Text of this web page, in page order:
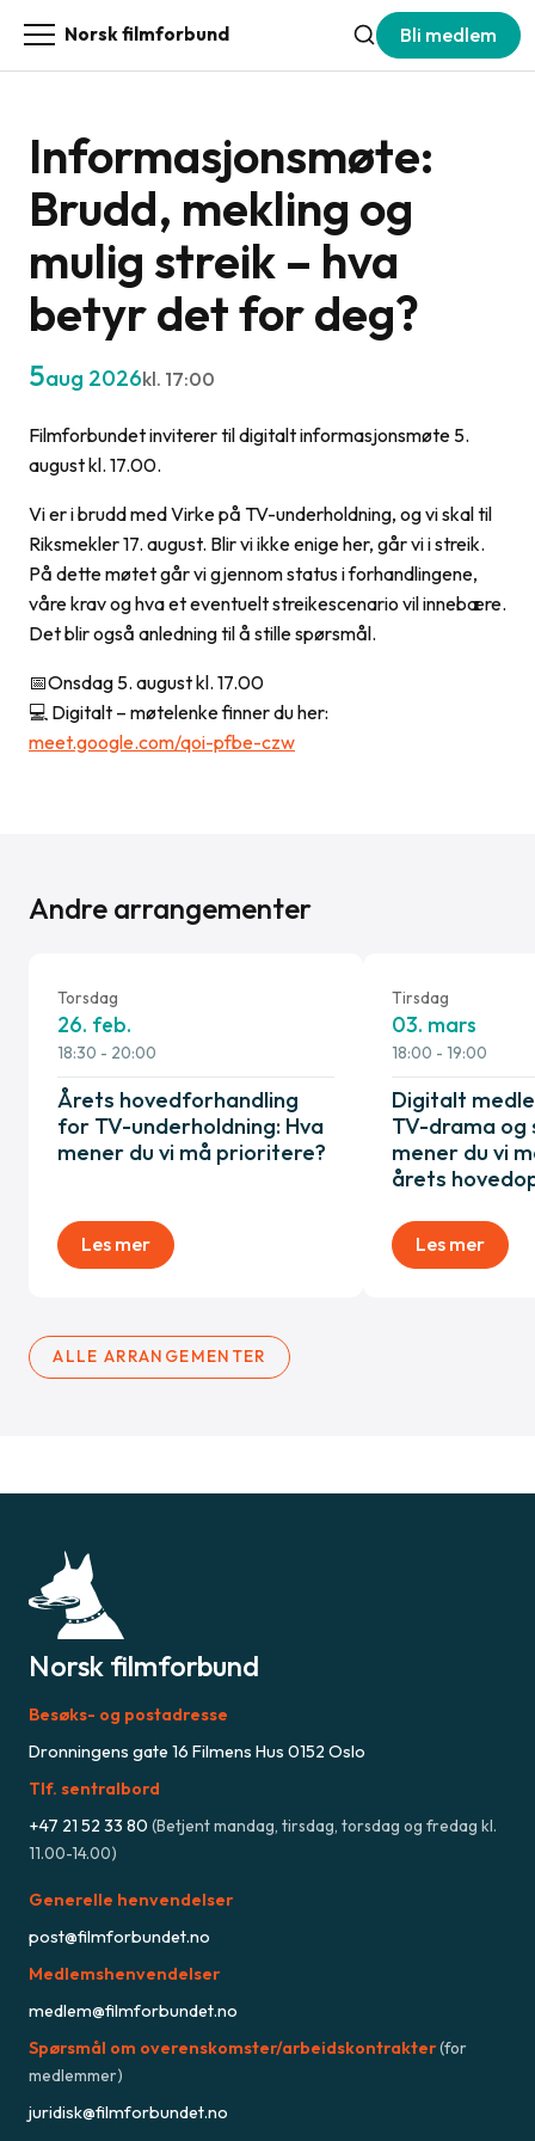
Norsk filmforbund Bli medlem
Informasjonsmøte:
Brudd, mekling og
mulig streik – hva
betyr det for deg?
5aug 2026kl. 17:00
Filmforbundet inviterer til digitalt informasjonsmøte 5.
august kl. 17.00.
Vi er i brudd med Virke på TV-underholdning, og vi skal til
Riksmekler 17. august. Blir vi ikke enige her, går vi i streik.
På dette møtet går vi gjennom status i forhandlingene,
våre krav og hva et eventuelt streikescenario vil innebære.
Det blir også anledning til å stille spørsmål.
📅Onsdag 5. august kl. 17.00
💻 Digitalt – møtelenke finner du her:
meet.google.com/qoi-pfbe-czw
Andre arrangementer
Torsdag
26. feb.
18:30 - 20:00
Årets hovedforhandling
for TV-underholdning: Hva
mener du vi må prioritere?
Les mer
Tirsdag
03. mars
18:00 - 19:00
Digitalt
TV-drama og
mener du vi
årets
Les mer
ALLE ARRANGEMENTER
Norsk filmforbund
Besøks- og postadresse
Dronningens gate 16 Filmens Hus 0152 Oslo
Tlf. sentralbord
+47 21 52 33 80 (Betjent mandag, tirsdag, torsdag og fredag kl.
11.00-14.00)
Generelle henvendelser
post@filmforbundet.no
Medlemshenvendelser
medlem@filmforbundet.no
Spørsmål om overenskomster/arbeidskontrakter(for
medlemmer)
juridisk@filmforbundet.no